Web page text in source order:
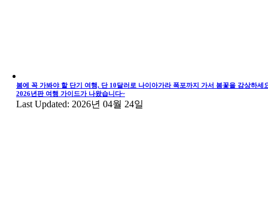
봄에 꼭 가봐야 할 단기 여행, 단 10달러로 나이아가라 폭포까지 가서 봄꽃을 감상하세
2026년판 여행 가이드가 나왔습니다~
Last Updated: 2026년 04월 24일